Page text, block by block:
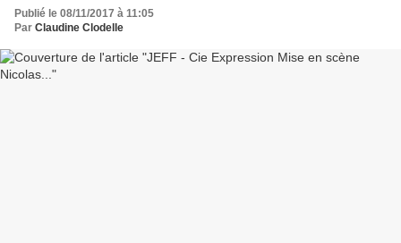
Publié le 08/11/2017 à 11:05
Par Claudine Clodelle